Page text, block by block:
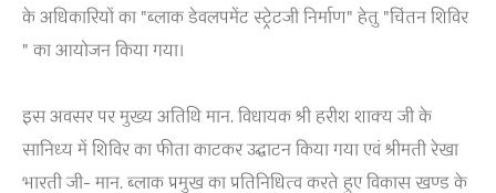
के अधिकारियों का "ब्लाक डेवलपमेंट स्ट्रेटजी निर्माण" हेतु "चिंतन शिविर
" का आयोजन किया गया।
इस अवसर पर मुख्य अतिथि मान. विधायक श्री हरीश शाक्य जी के
सानिध्य में शिविर का फीता काटकर उद्घाटन किया गया एवं श्रीमती रेखा
भारती जी- मान. ब्लाक प्रमुख का प्रतिनिधित्व करते हुए विकास खण्ड के